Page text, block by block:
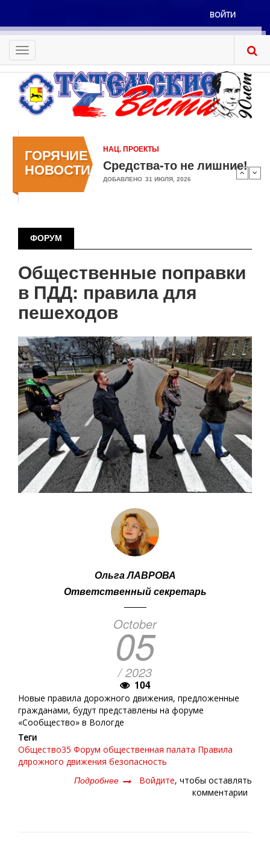
основному
содержанию
Меню
учётной
записи
пользователя
ВОЙТИ
Toggle
navigation
ГОРЯЧИЕ
НОВОСТИ
НАЦ. ПРОЕКТЫ
Средства-то не лишние!
ДОБАВЛЕНО 31 ИЮЛЯ, 2026
ФОРУМ
Общественные поправки
в ПДД: правила для
пешеходов
Ольга ЛАВРОВА
Ответственный секретарь
October
05
/ 2023
104
Новые правила дорожного движения, предложенные
гражданами, будут представлены на форуме
«Сообщество» в Вологде
Теги
Общество35 Форум общественная палата Правила
длрожного движения безопасность
Подробнее о
Войдите, чтобы оставлять
комментарии